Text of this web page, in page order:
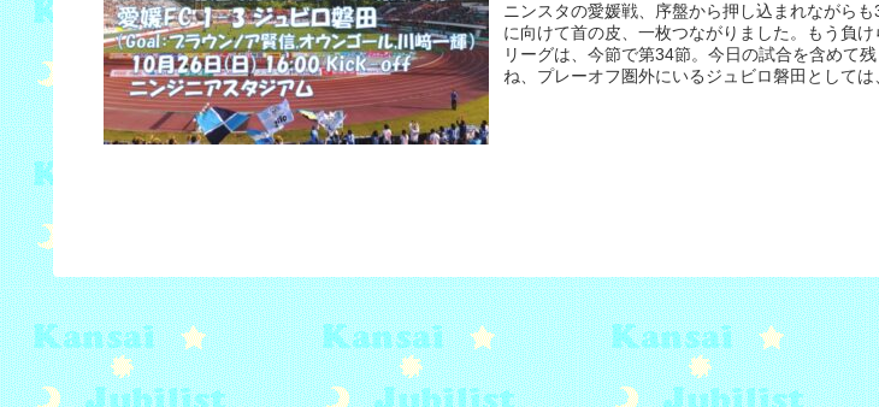
ニンスタの愛媛戦、序盤から押し込まれながら
に向けて首の皮、一枚つながりました。もう負
リーグは、今節で第34節。今日の試合を含めて
ね、プレーオフ圏外にいるジュビロ磐田としては